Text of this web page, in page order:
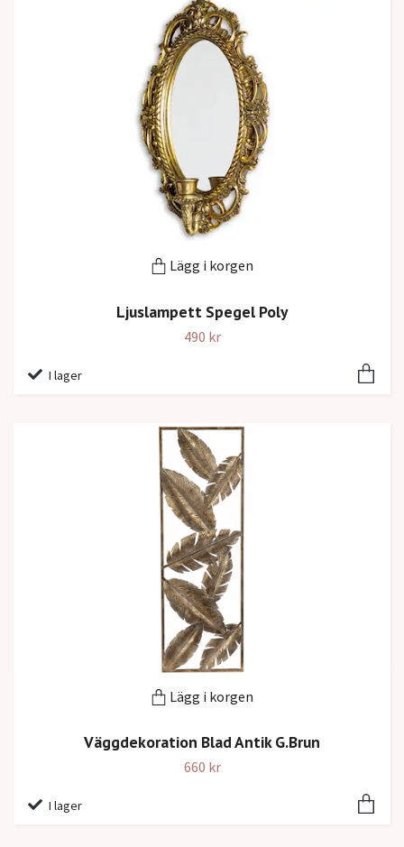
Lägg i korgen
Ljuslampett Spegel Poly
490 kr
I lager
Lägg i korgen
Väggdekoration Blad Antik G.Brun
660 kr
I lager